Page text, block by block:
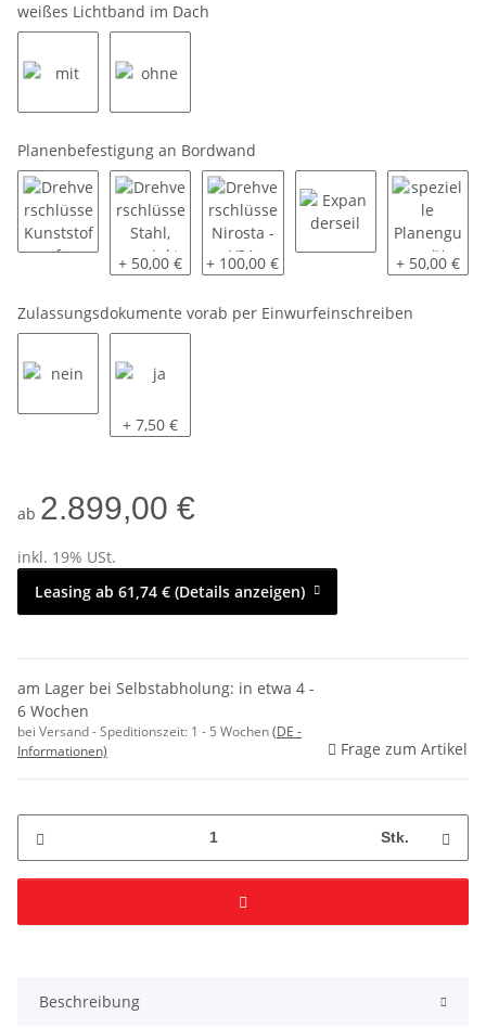
weißes Lichtband im Dach
Planenbefestigung an Bordwand
Drehverschlüsse Kunststoff
Drehverschlüsse Stahl, verzinkt
+ 50,00 € Drehverschlüsse Nirosta - V2A
+ 100,00 € Expanderseilspezielle
+ 50,00 €
Zulassungsdokumente vorab per Einwurfeinschreiben
ja
+ 7,50 €
ab 2.899,00 €
inkl. 19% USt.
Leasing ab 61,74 € (Details anzeigen)
am Lager bei Selbstabholung: in etwa 4 -
6 Wochen
bei Versand - Speditionszeit: 1 - 5 Wochen(DE -
Informationen)
Frage zum Artikel
Stk.
Beschreibung